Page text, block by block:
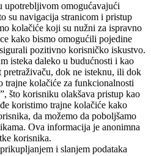
upotrebljivom omogućavajući
su navigacija stranicom i pristup
kolačiće koji su nužni za ispravno
kako bismo omogućili pojedine
pozitivno korisničko iskustvo.
isteka daleko u budućnosti i kao
pretraživaču, dok ne isteknu, ili dok
trajne kolačiće za funkcionalnosti
što korisniku olakšava pristup kao
koristimo trajne kolačiće kako
da možemo da poboljšamo
Ova informacija je anonimna
korisnika.
i slanjem podataka